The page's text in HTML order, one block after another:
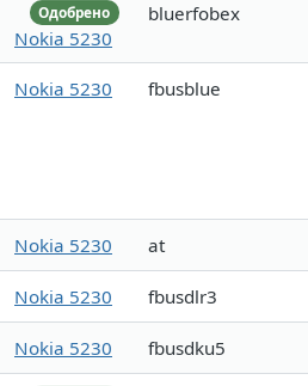
Одобрено
Nokia 5230
bluerfobex
Nokia 5230 fbusblue
Nokia 5230 at
Nokia 5230 fbusdlr3
Nokia 5230 fbusdku5